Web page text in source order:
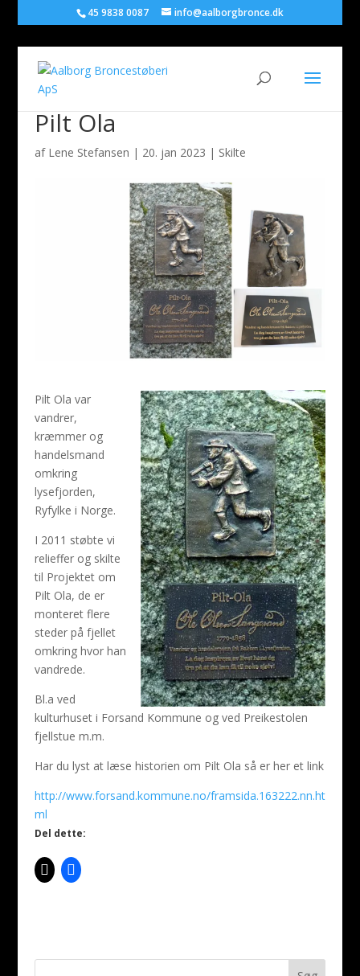
45 9838 0087 info@aalborgbronce.dk
Pilt Ola
af Lene Stefansen | 20. jan 2023 | Skilte
Pilt Ola var
vandrer,
kræmmer og
handelsmand
omkring
lysefjorden,
Ryfylke i Norge.
I 2011 støbte vi
relieffer og skilte
til Projektet om
Pilt Ola, de er
monteret flere
steder på fjellet
omkring hvor han
vandrede.
Bl.a ved
kulturhuset i Forsand Kommune og ved Preikestolen
fjellstue m.m.
Har du lyst at læse historien om Pilt Ola så er her et link
http://www.forsand.kommune.no/framsida.163222.nn.ht
ml
Del dette: